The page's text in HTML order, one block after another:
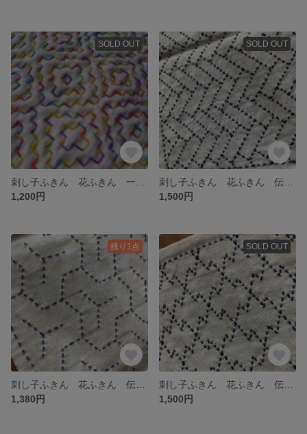
SOLD OUT
1,200円
SOLD OUT
1,500円
残り1点
1,380円
SOLD OUT
1,500円